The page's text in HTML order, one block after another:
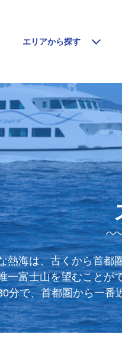
エリアから探す
熱海は、古くから首都
一富士山を望むことが
分で、首都圏から一